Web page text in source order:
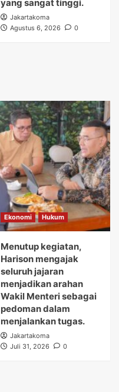
yang sangat tinggi.
Jakartakoma
Agustus 6, 2026
0
Ekonomi Hukum
Menutup kegiatan,
Harison mengajak
seluruh jajaran
menjadikan arahan
Wakil Menteri sebagai
pedoman dalam
menjalankan tugas.
Jakartakoma
Juli 31, 2026
0